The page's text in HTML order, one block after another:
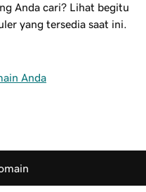
Anda cari? Lihat begitu
yang tersedia saat ini.
Anda